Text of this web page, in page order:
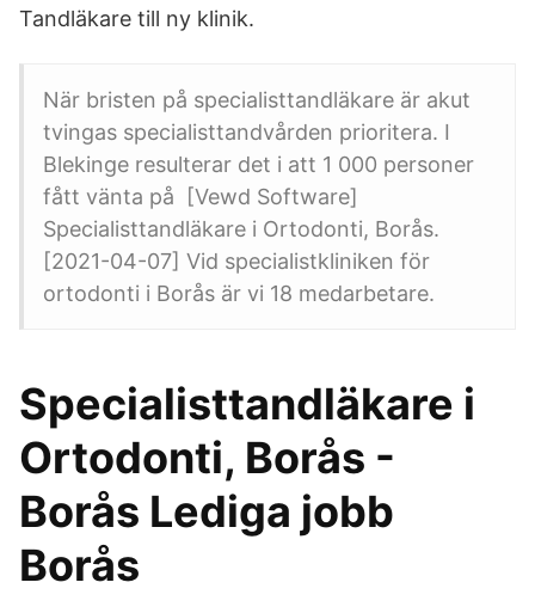
Tandläkare till ny klinik.
När bristen på specialisttandläkare är akut
tvingas specialisttandvården prioritera. I
Blekinge resulterar det i att 1 000 personer
fått vänta på [Vewd Software]
Specialisttandläkare i Ortodonti, Borås.
[2021-04-07] Vid specialistkliniken för
ortodonti i Borås är vi 18 medarbetare.
Specialisttandläkare i
Ortodonti, Borås -
Borås Lediga jobb
Borås